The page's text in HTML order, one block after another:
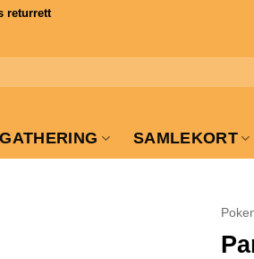
SAMLEKORT